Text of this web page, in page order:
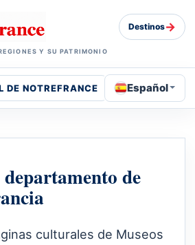
Y SU PATRIMONIO
Destinos→
DE NOTREFRANCE Español
de
culturales de Museos